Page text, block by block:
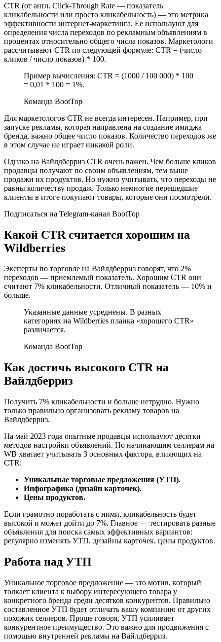
CTR (от англ. Click-Through Rate — показатель
кликабельности или просто кликабельность) — это метрика
эффективности интернет-маркетинга. Ее используют для
определения числа переходов по рекламным объявлениям в
процентах относительно общего числа показов. Маркетологи
рассчитывают CTR по следующей формуле: CTR = (число
кликов / число показов) * 100.
Пример вычисления: CTR = (1000 / 100 000) * 100
= 0,01 * 100 = 1%.
Команда BootTop
Для маркетологов CTR не всегда интересен. Например, при
запуске рекламы, которая направлена на создание имиджа
бренда, важно общее число показов. Количество переходов же
в этом случае не играет никакой роли.
Однако на Вайлдберриз CTR очень важен. Чем больше кликов
продавцы получают по своим объявлениям, тем выше
продажи их продуктов. Но нужно учитывать, что переходы не
равны количеству продаж. Только немногие перешедшие
клиенты в итоге покупают товары, которые они посмотрели.
Подписаться на Telegram-канал BootTop
Какой CTR считается хорошим на
Wildberries
Эксперты по торговле на Вайлдберриз говорят, что 2%
переходов — приемлемый показатель. Хорошим CTR они
считают 7% кликабельности. Отличный показатель — 10% и
больше.
Указанные данные усреднены. В разных
категориях на Wildberries планка «хорошего CTR»
различается.
Команда BootTop
Как достичь высокого CTR на
Вайлдберриз
Получить 7% кликабельности и больше нетрудно. Нужно
только правильно организовать рекламу товаров на
Вайлдберриз.
На май 2023 года опытные продавцы используют десятки
методов настройки объявлений. Но начинающим селлерам на
WB хватает учитывать 3 основных фактора, влияющих на
CTR:
Уникальные торговые предложения (УТП).
Инфографика (дизайн карточек).
Цены продуктов.
Если грамотно поработать с ними, кликабельность будет
высокой и может дойти до 7%. Главное — тестировать разные
объявления для поиска самых эффективных вариантов:
регулярно изменять УТП, дизайны карточек, цены продуктов.
Работа над УТП
Уникальное торговое предложение — это мотив, который
толкает клиента к выбору интересующего товара у
конкретного бренда среди десятков конкурентов. Правильно
составленное УТП будет отличать вашу компанию от других
похожих селлеров. Проще говоря, УТП усиливает
конкурентное преимущество. Это важно для продвижения с
помощью внутренней рекламы на Вайлдберриз.